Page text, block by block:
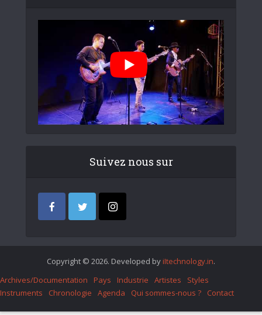
Suivez nous sur
Copyright © 2026. Developed by iItechnology.in.
Archives/Documentation
Pays Industrie Artistes
Styles
Instruments
Chronologie Agenda Qui sommes-nous ? Contact